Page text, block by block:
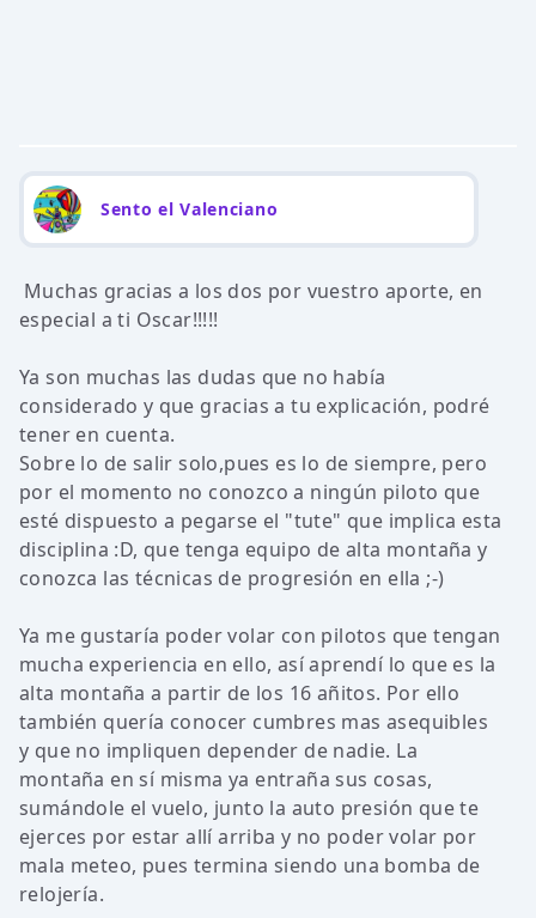
Sento el Valenciano
Muchas gracias a los dos por vuestro aporte, en
especial a ti Oscar!!!!!
Ya son muchas las dudas que no había
considerado y que gracias a tu explicación, podré
tener en cuenta.
Sobre lo de salir solo,pues es lo de siempre, pero
por el momento no conozco a ningún piloto que
esté dispuesto a pegarse el "tute" que implica esta
disciplina :D, que tenga equipo de alta montaña y
conozca las técnicas de progresión en ella ;-)
Ya me gustaría poder volar con pilotos que tengan
mucha experiencia en ello, así aprendí lo que es la
alta montaña a partir de los 16 añitos. Por ello
también quería conocer cumbres mas asequibles
y que no impliquen depender de nadie. La
montaña en sí misma ya entraña sus cosas,
sumándole el vuelo, junto la auto presión que te
ejerces por estar allí arriba y no poder volar por
mala meteo, pues termina siendo una bomba de
relojería.